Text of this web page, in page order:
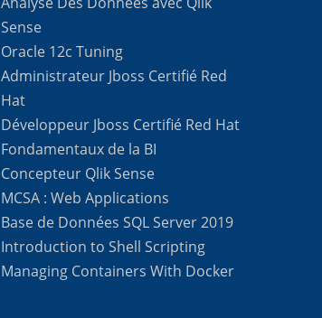
Sense
Oracle 12c Tuning
Administrateur Jboss Certifié Red
Hat
Développeur Jboss Certifié Red Hat
Fondamentaux de la BI
Concepteur Qlik Sense
MCSA : Web Applications
Base de Données SQL Server 2019
Introduction to Shell Scripting
Managing Containers With Docker